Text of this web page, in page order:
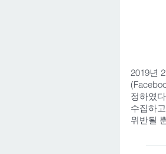
2019년
정하였
수집하
위반될